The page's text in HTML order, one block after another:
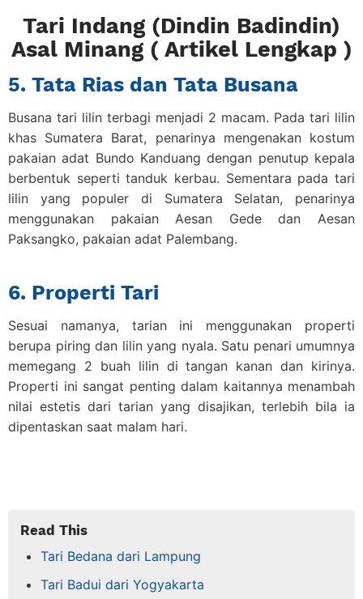
Tari Indang (Dindin Badindin)
Asal Minang ( Artikel Lengkap )
5. Tata Rias dan Tata Busana
Busana tari lilin terbagi menjadi 2 macam. Pada tari lilin
khas Sumatera Barat, penarinya mengenakan kostum
pakaian adat Bundo Kanduang dengan penutup kepala
berbentuk seperti tanduk kerbau. Sementara pada tari
lilin yang populer di Sumatera Selatan, penarinya
menggunakan pakaian Aesan Gede dan Aesan
Paksangko, pakaian adat Palembang.
6. Properti Tari
Sesuai namanya, tarian ini menggunakan properti
berupa piring dan lilin yang nyala. Satu penari umumnya
memegang 2 buah lilin di tangan kanan dan kirinya.
Properti ini sangat penting dalam kaitannya menambah
nilai estetis dari tarian yang disajikan, terlebih bila ia
dipentaskan saat malam hari.
Read This
Tari Bedana dari Lampung
Tari Badui dari Yogyakarta